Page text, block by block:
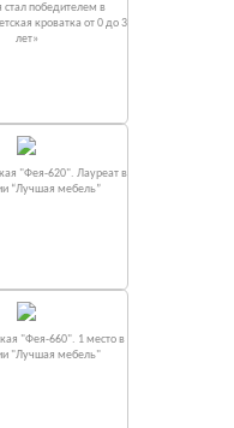
стал победителем в
кроватка от 0 до 3
лет»
"Фея-620". Лауреат в
“Лучшая мебель”
"Фея-660". 1 место в
"Лучшая мебель"